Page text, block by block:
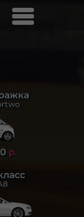
р.